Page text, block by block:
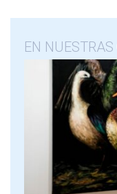
EN NUESTRAS